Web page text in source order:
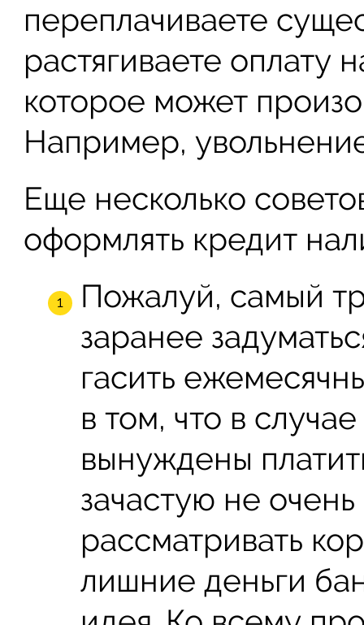
переплачиваете
растягиваете оплату
которое может
Например,
Еще несколько
оформлять кредит
Пожалуй, самый
заранее
гасить
в том, что в
вынуждены
зачастую не
рассматривать
лишние деньги